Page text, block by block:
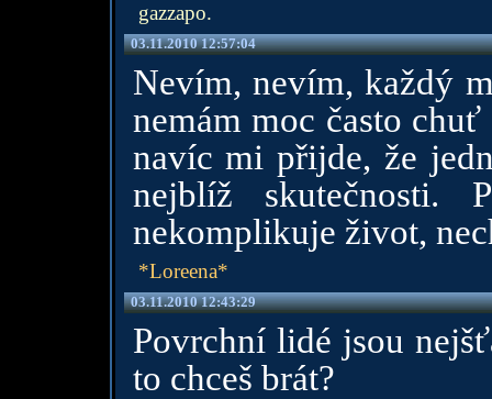
gazzapo.
03.11.2010 12:57:04
Nevím, nevím, každý
nemám moc často
navíc mi přijde, že
nejblíž skutečnosti.
nekomplikuje život,
*Loreena*
03.11.2010 12:43:29
Povrchní lidé jsou
to chceš brát?